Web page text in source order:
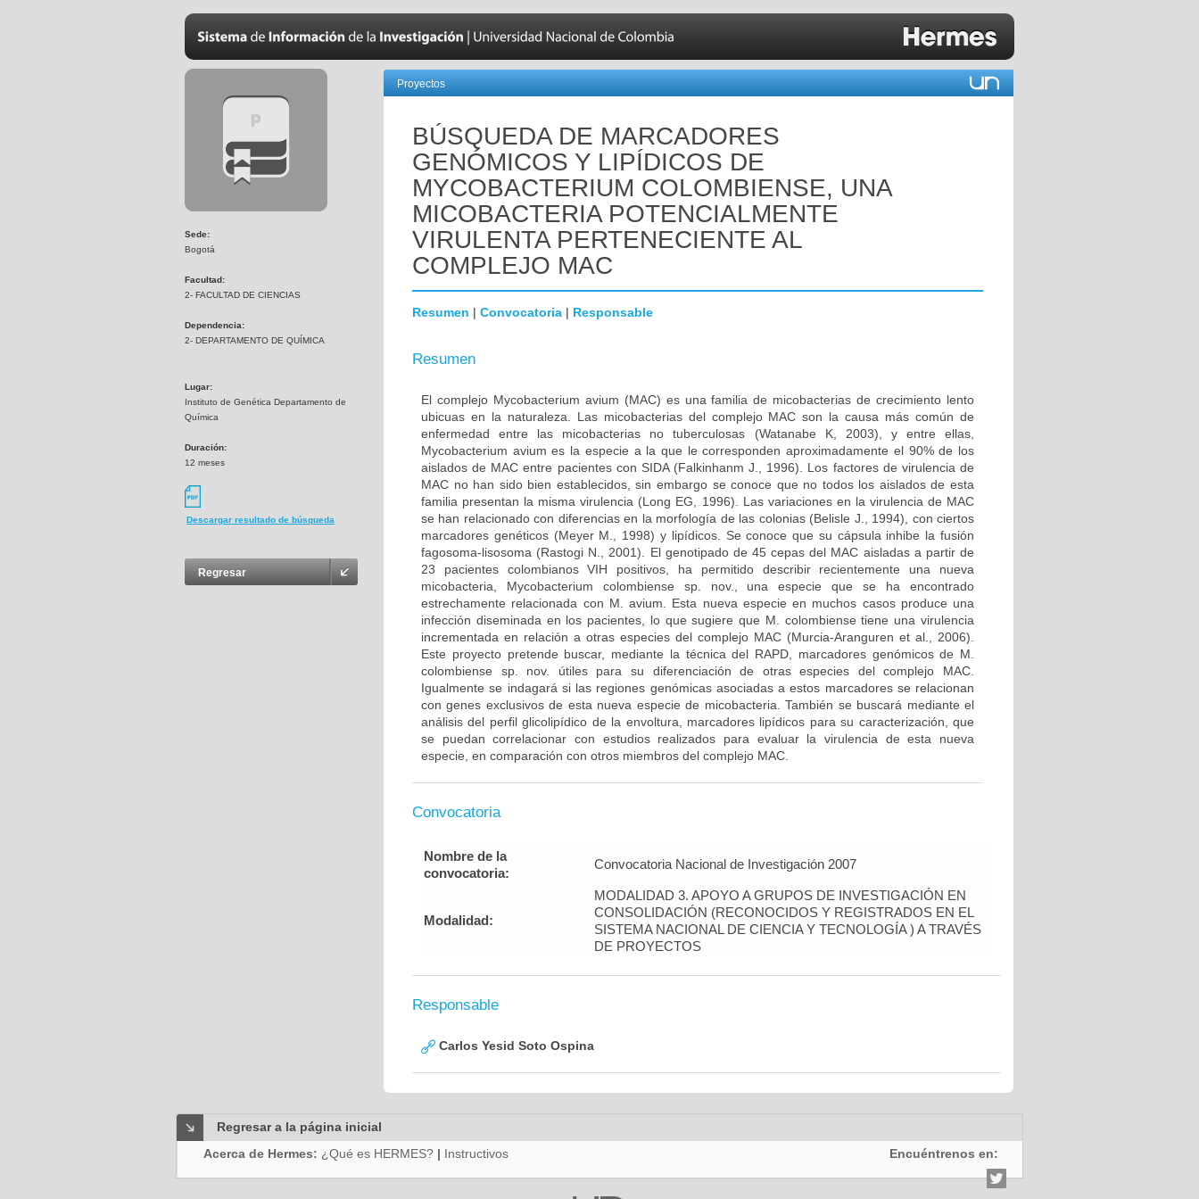
Sede:
Bogotá
Facultad:
2- FACULTAD DE CIENCIAS
Dependencia:
2- DEPARTAMENTO DE QUÍMICA
Lugar:
Instituto de Genética Departamento de
Química
Duración:
12 meses
Descargar resultado de búsqueda
Regresar
Proyectos
BÚSQUEDA DE MARCADORES
GENÓMICOS Y LIPÍDICOS DE
MYCOBACTERIUM COLOMBIENSE, UNA
MICOBACTERIA POTENCIALMENTE
VIRULENTA PERTENECIENTE AL
COMPLEJO MAC
Resumen | Convocatoria | Responsable
Resumen
El complejo Mycobacterium avium (MAC) es una familia de micobacterias de crecimiento lento
ubicuas en la naturaleza. Las micobacterias del complejo MAC son la causa más común de
enfermedad entre las micobacterias no tuberculosas (Watanabe K, 2003), y entre ellas,
Mycobacterium avium es la especie a la que le corresponden aproximadamente el 90% de los
aislados de MAC entre pacientes con SIDA (Falkinhanm J., 1996). Los factores de virulencia de
MAC no han sido bien establecidos, sin embargo se conoce que no todos los aislados de esta
familia presentan la misma virulencia (Long EG, 1996). Las variaciones en la virulencia de MAC
se han relacionado con diferencias en la morfología de las colonias (Belisle J., 1994), con ciertos
marcadores genéticos (Meyer M., 1998) y lipídicos. Se conoce que su cápsula inhibe la fusión
fagosoma-lisosoma (Rastogi N., 2001). El genotipado de 45 cepas del MAC aisladas a partir de
23 pacientes colombianos VIH positivos, ha permitido describir recientemente una nueva
micobacteria, Mycobacterium colombiense sp. nov., una especie que se ha encontrado
estrechamente relacionada con M. avium. Esta nueva especie en muchos casos produce una
infección diseminada en los pacientes, lo que sugiere que M. colombiense tiene una virulencia
incrementada en relación a otras especies del complejo MAC (Murcia-Aranguren et al., 2006).
Este proyecto pretende buscar, mediante la técnica del RAPD, marcadores genómicos de M.
colombiense sp. nov. útiles para su diferenciación de otras especies del complejo MAC.
Igualmente se indagará si las regiones genómicas asociadas a estos marcadores se relacionan
con genes exclusivos de esta nueva especie de micobacteria. También se buscará mediante el
análisis del perfil glicolipídico de la envoltura, marcadores lipídicos para su caracterización, que
se puedan correlacionar con estudios realizados para evaluar la virulencia de esta nueva
especie, en comparación con otros miembros del complejo MAC.
Convocatoria
Nombre de la
convocatoria:
Convocatoria Nacional de Investigación 2007
Modalidad:
MODALIDAD 3. APOYO A GRUPOS DE INVESTIGACIÓN EN
CONSOLIDACIÓN (RECONOCIDOS Y REGISTRADOS EN EL
SISTEMA NACIONAL DE CIENCIA Y TECNOLOGÍA ) A TRAVÉS
DE PROYECTOS
Responsable
Carlos Yesid Soto Ospina
Regresar a la página inicial
Acerca de Hermes: ¿Qué es HERMES? | Instructivos Encuéntrenos en: